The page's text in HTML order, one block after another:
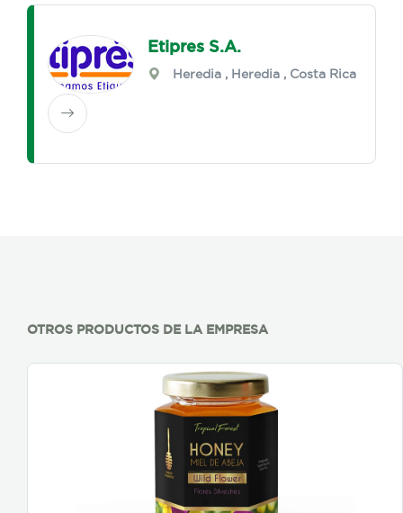
Etipres S.A.
Heredia , Heredia , Costa Rica
OTROS PRODUCTOS DE LA EMPRESA